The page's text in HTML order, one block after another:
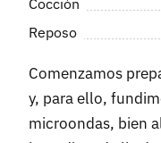
Reposo
Comenzamos
y, para ello,
microondas, bien